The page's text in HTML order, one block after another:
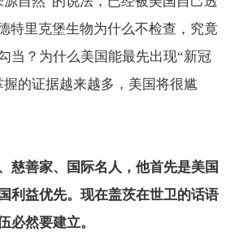
特里克堡生物为什么不检查，究竟
当？为什么美国能最先出现“新冠
的证据越来越多，美国将很尴
慈善家、国际名人，他首先是美国
利益优先。现在盖茨在世卫的话语
必然要建立。